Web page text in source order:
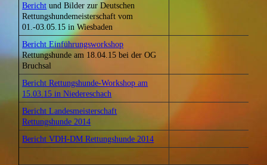
Bericht und Bilder zur Deutschen
Rettungshundemeisterschaft vom
01.-03.05.15 in Wiesbaden
Bericht Einführungsworkshop
Rettungshunde am 18.04.15 bei der OG
Bruchsal
Bericht Rettungshunde-Workshop am
15.03.15 in Niedereschach
Bericht Landesmeisterschaft
Rettungshunde 2014
Bericht VDH-DM Rettungshunde 2014